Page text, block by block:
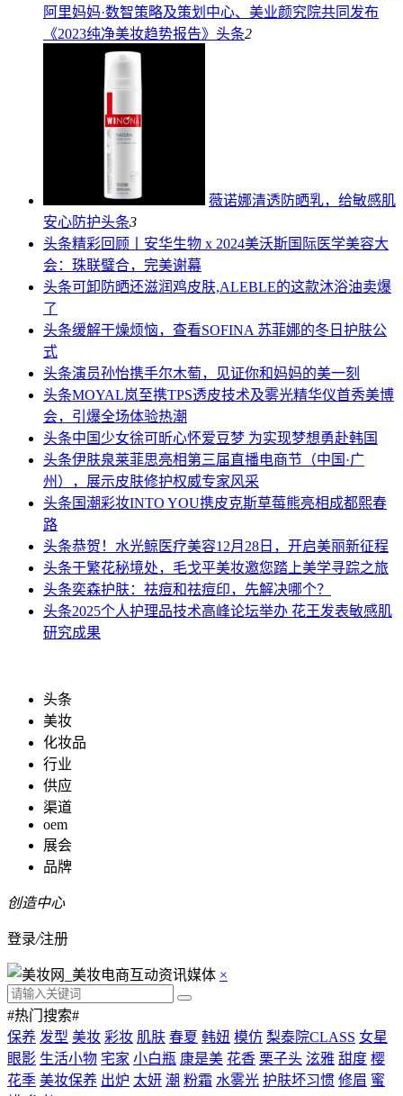
阿里妈妈·数智策略及策划中心、美业颜究院共同发布
《2023纯净美妆趋势报告》 头条2
薇诺娜清透防晒乳，给敏感肌
安心防护头条3
头条精彩回顾丨安华生物 x 2024美沃斯国际医学美容大
会：珠联璧合，完美谢幕
头条可卸防晒还滋润鸡皮肤,ALEBLE的这款沐浴油卖爆
了
头条缓解干燥烦恼，查看SOFINA 苏菲娜的冬日护肤公
式
头条演员孙怡携手尔木萄，见证你和妈妈的美一刻
头条MOYAL岚至携TPS透皮技术及雾光精华仪首秀美博
会，引爆全场体验热潮
头条中国少女徐可昕心怀爱豆梦 为实现梦想勇赴韩国
头条伊肤泉莱菲思亮相第三届直播电商节（中国·广
州），展示皮肤修护权威专家风采
头条 国潮彩妆INTO YOU携皮克斯草莓熊亮相成都熙春
路
头条恭贺！水光鲸医疗美容12月28日，开启美丽新征程
头条于繁花秘境处，毛戈平美妆邀您踏上美学寻踪之旅
头条奕森护肤：祛痘和祛痘印，先解决哪个？
头条2025个人护理品技术高峰论坛举办 花王发表敏感肌
研究成果
头条
美妆
化妆品
行业
供应
渠道
oem
展会
品牌
创造中心
登录/注册
×
#热门搜索#
保养 发型 美妆 彩妆 肌肤 春夏 韩妞 模仿 梨泰院CLASS 女星
眼影 生活小物 宅家 小白瓶 康是美 花香 栗子头 泫雅 甜度 樱
花季 美妆保养 出炉 太妍 潮 粉霜 水雾光 护肤坏习惯 修眉 蜜